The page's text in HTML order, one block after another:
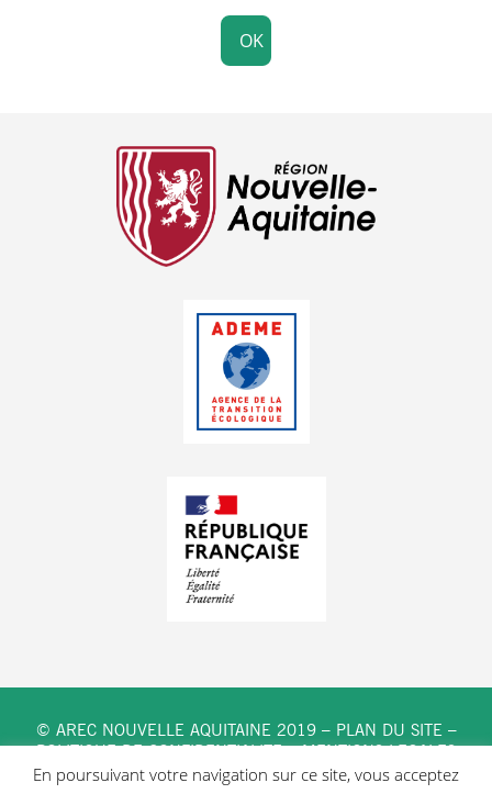
© AREC NOUVELLE AQUITAINE 2019 – PLAN DU SITE–
POLITIQUE DE CONFIDENTIALITE–MENTIONS LEGALES
En poursuivant votre navigation sur ce site, vous acceptez